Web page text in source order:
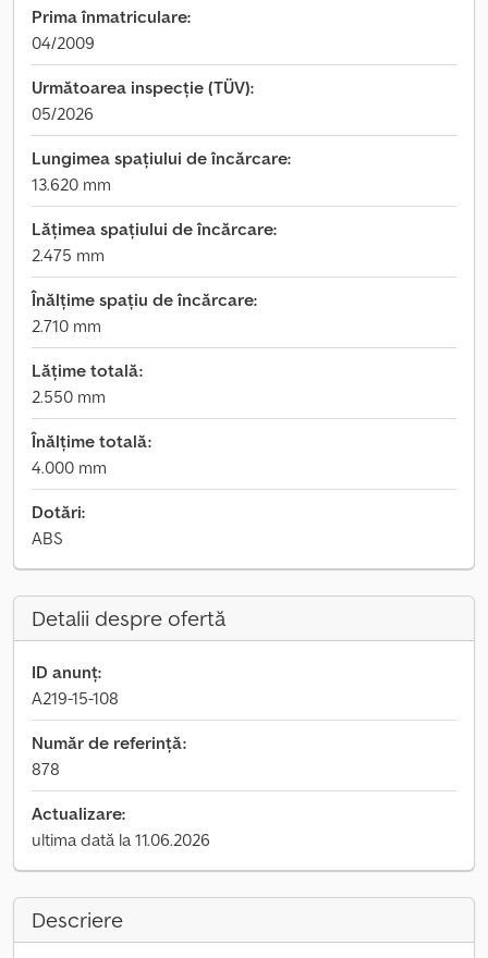
Prima înmatriculare:
04/2009
Următoarea inspecție (TÜV):
05/2026
Lungimea spațiului de încărcare:
13.620 mm
Lățimea spațiului de încărcare:
2.475 mm
Înălțime spațiu de încărcare:
2.710 mm
Lățime totală:
2.550 mm
Înălțime totală:
4.000 mm
Dotări:
ABS
Detalii despre ofertă
ID anunț:
A219-15-108
Număr de referință:
878
Actualizare:
ultima dată la 11.06.2026
Descriere